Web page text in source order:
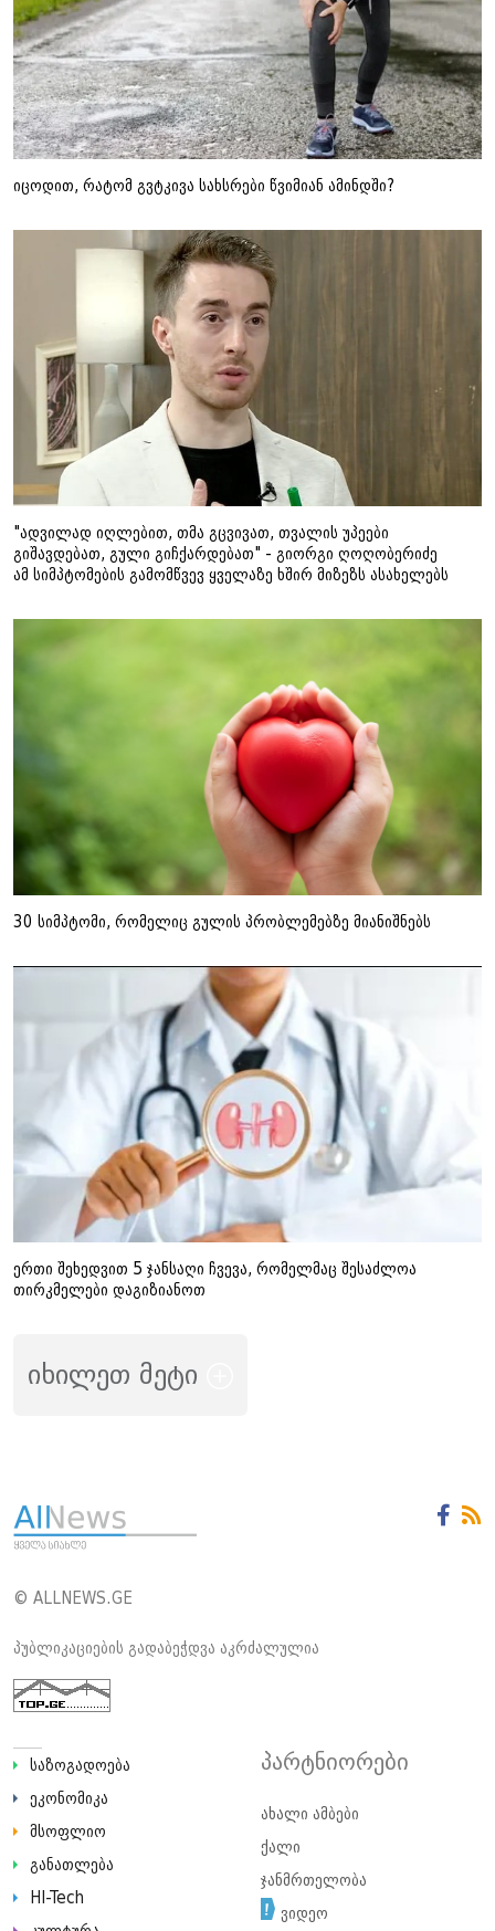
იცოდით, რატომ გვტკივა სახსრები წვიმიან ამინდში?
"ადვილად იღლებით, თმა გცვივათ, თვალის უპეები
გიშავდებათ, გული გიჩქარდებათ" - გიორგი ღოღობერიძე
ამ სიმპტომების გამომწვევ ყველაზე ხშირ მიზეზს ასახელებს
30 სიმპტომი, რომელიც გულის პრობლემებზე მიანიშნებს
ერთი შეხედვით 5 ჯანსაღი ჩვევა, რომელმაც შესაძლოა
თირკმელები დაგიზიანოთ
იხილეთ მეტი
© ALLNEWS.GE
პუბლიკაციების გადაბეჭდვა აკრძალულია
საზოგადოება
ეკონომიკა
მსოფლიო
განათლება
HI-Tech
პარტნიორები
ახალი ამბები
ქალი
ჯანმრთელობა
ვიდეო